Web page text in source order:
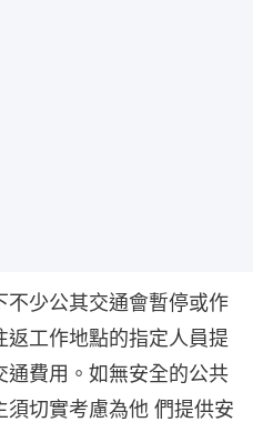
不少公其交通會暫停或作
工作地點的指定人員提
費用。如無安全的公共
切實考慮為他 們提供安